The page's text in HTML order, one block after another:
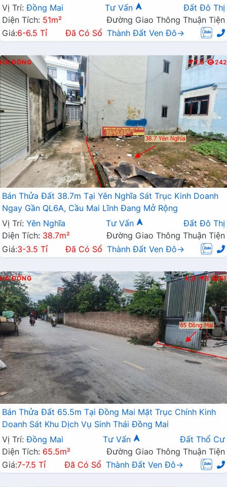
Vị Trí: Đồng Mai Tư Vấn
Đất Đô Thị
Diện Tích: 51m²
Đường Giao Thông Thuận Tiện
Giá:6-6.5 Tỉ Đã Có Sổ Thành Đất Ven Đô→
HÀ ĐÔNG T.B 242
Bán Thửa Đất 38.7m Tại Yên Nghĩa Sát Trục Kinh Doanh
Ngay Gần QL6A, Cầu Mai Lĩnh Đang Mở Rộng
Vị Trí: Yên Nghĩa Tư Vấn
Đất Đô Thị
Diện Tích: 38.7m²
Đường Giao Thông Thuận Tiện
Giá:3-3.5 Tỉ Đã Có Sổ Thành Đất Ven Đô→
HÀ ĐÔNG K.D B 81
Bán Thửa Đất 65.5m Tại Đồng Mai Mặt Trục Chính Kinh
Doanh Sát Khu Dịch Vụ Sinh Thái Đồng Mai
Vị Trí: Đồng Mai Tư Vấn
Đất Thổ Cư
Diện Tích: 65.5m²
Đường Giao Thông Thuận Tiện
Giá:7-7.5 Tỉ Đã Có Sổ Thành Đất Ven Đô→